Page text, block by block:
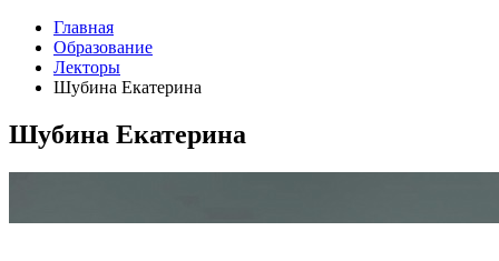
Главная
Образование
Лекторы
Шубина Екатерина
Шубина Екатерина